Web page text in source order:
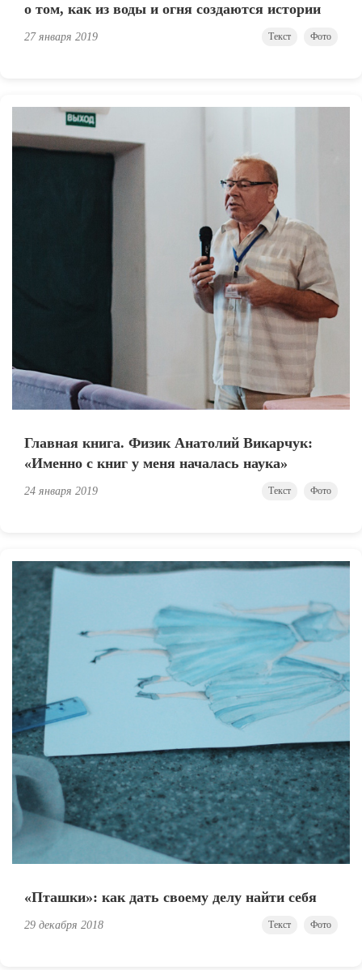
о том, как из воды и огня создаются истории
27 января 2019 Текст Фото
Главная книга. Физик Анатолий Викарчук:
«Именно с книг у меня началась наука»
24 января 2019 Текст Фото
«Пташки»: как дать своему делу найти себя
29 декабря 2018 Текст Фото